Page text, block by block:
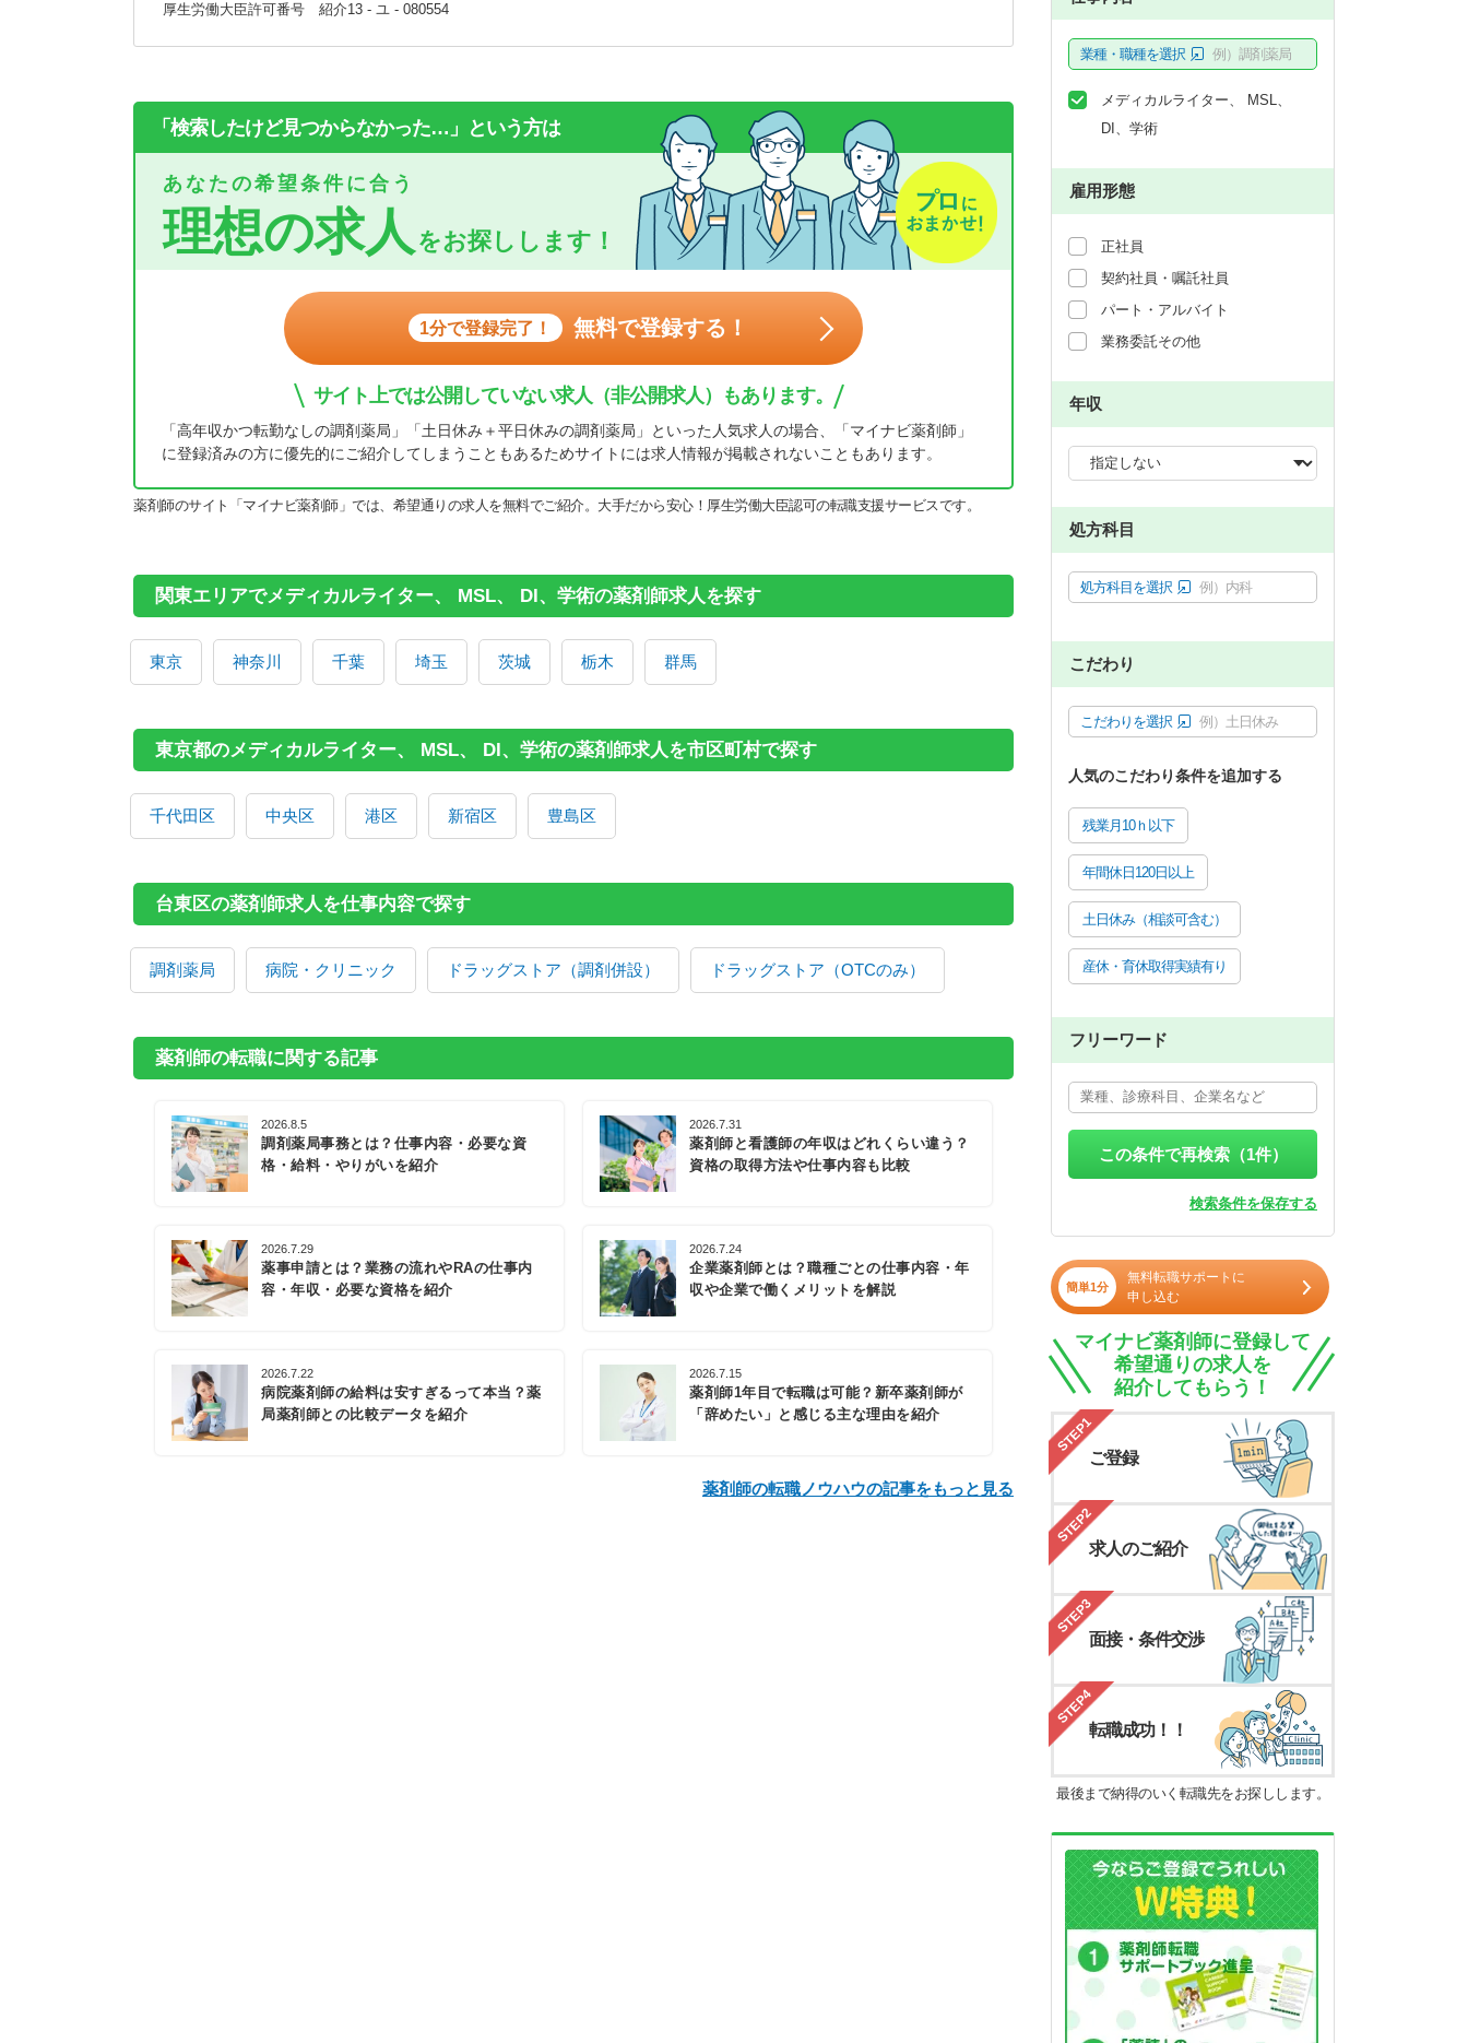
厚生労働大臣許可番号 紹介13 - ユ - 080554
「検索したけど見つからなかった…」という方は
あなたの希望条件に合う
理想の求人をお探しします！
1分で登録完了！ 無料で登録する！
サイト上では公開していない求人（非公開求人）もあります。
「高年収かつ転勤なしの調剤薬局」「土日休み＋平日休みの調剤薬局」といった人気求人の場合、「マイナビ薬剤師」
に登録済みの方に優先的にご紹介してしまうこともあるためサイトには求人情報が掲載されないこともあります。
薬剤師のサイト「マイナビ薬剤師」では、希望通りの求人を無料でご紹介。大手だから安心！厚生労働大臣認可の転職支援サービスです。
関東エリアでメディカルライター、 MSL、 DI、学術の薬剤師求人を探す
東京 神奈川 千葉 埼玉 茨城 栃木 群馬
東京都のメディカルライター、 MSL、 DI、学術の薬剤師求人を市区町村で探す
千代田区 中央区 港区 新宿区 豊島区
台東区の薬剤師求人を仕事内容で探す
調剤薬局 病院・クリニック ドラッグストア（調剤併設） ドラッグストア（OTCのみ）
薬剤師の転職に関する記事
2026.8.5
調剤薬局事務とは？仕事内容・必要な資
格・給料・やりがいを紹介
2026.7.31
薬剤師と看護師の年収はどれくらい違う？
資格の取得方法や仕事内容も比較
2026.7.29
薬事申請とは？業務の流れやRAの仕事内
容・年収・必要な資格を紹介
2026.7.24
企業薬剤師とは？職種ごとの仕事内容・年
収や企業で働くメリットを解説
2026.7.22
病院薬剤師の給料は安すぎるって本当？薬
局薬剤師との比較データを紹介
2026.7.15
薬剤師1年目で転職は可能？新卒薬剤師が
「辞めたい」と感じる主な理由を紹介
薬剤師の転職ノウハウの記事をもっと見る
業種・職種を選択 例）調剤薬局
メディカルライター、 MSL、
DI、学術
雇用形態
正社員
契約社員・嘱託社員
パート・アルバイト
業務委託その他
年収
処方科目
処方科目を選択 例）内科
こだわり
こだわりを選択 例）土日休み
人気のこだわり条件を追加する
残業月10ｈ以下
年間休日120日以上
土日休み（相談可含む）
産休・育休取得実績有り
フリーワード
この条件で再検索（1件）
検索条件を保存する
簡単1分
無料転職サポートに
申し込む
マイナビ薬剤師に登録して
希望通りの求人を
紹介してもらう！
STEP1
ご登録
STEP2
求人のご紹介
STEP3
面接・条件交渉
STEP4
転職成功！！
最後まで納得のいく転職先をお探しします。